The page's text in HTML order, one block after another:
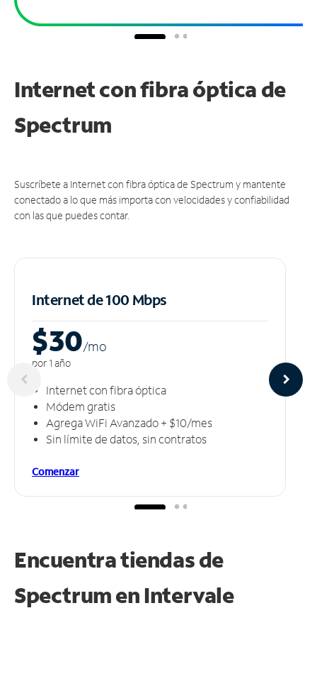
Internet con fibra óptica de
Spectrum
Suscríbete a Internet con fibra óptica de Spectrum y mantente
conectado a lo que más importa con velocidades y confiabilidad
con las que puedes contar.
Internet de 100 Mbps
$30/mo
por 1 año
Internet con fibra óptica
Módem gratis
Agrega WiFi Avanzado + $10/mes
Sin límite de datos, sin contratos
Comenzar
Encuentra tiendas de
Spectrum en Intervale